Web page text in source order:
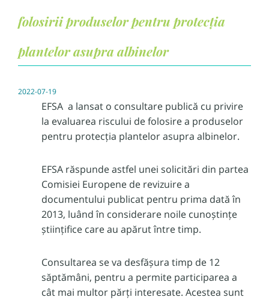
folosirii produselor pentru protecția
plantelor asupra albinelor
2022-07-19
EFSA a lansat o consultare publică cu privire
la evaluarea riscului de folosire a produselor
pentru protecția plantelor asupra albinelor.
EFSA răspunde astfel unei solicitări din partea
Comisiei Europene de revizuire a
documentului publicat pentru prima dată în
2013, luând în considerare noile cunoștințe
științifice care au apărut între timp.
Consultarea se va desfășura timp de 12
săptămâni, pentru a permite participarea a
cât mai multor părți interesate. Acestea sunt